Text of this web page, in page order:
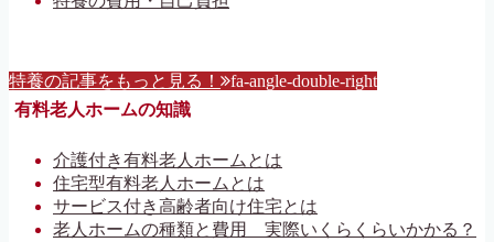
特養の記事をもっと見る！ fa-angle-double-right
有料老人ホームの知識
介護付き有料老人ホームとは
住宅型有料老人ホームとは
サービス付き高齢者向け住宅とは
老人ホームの種類と費用 実際いくらくらいかかる？